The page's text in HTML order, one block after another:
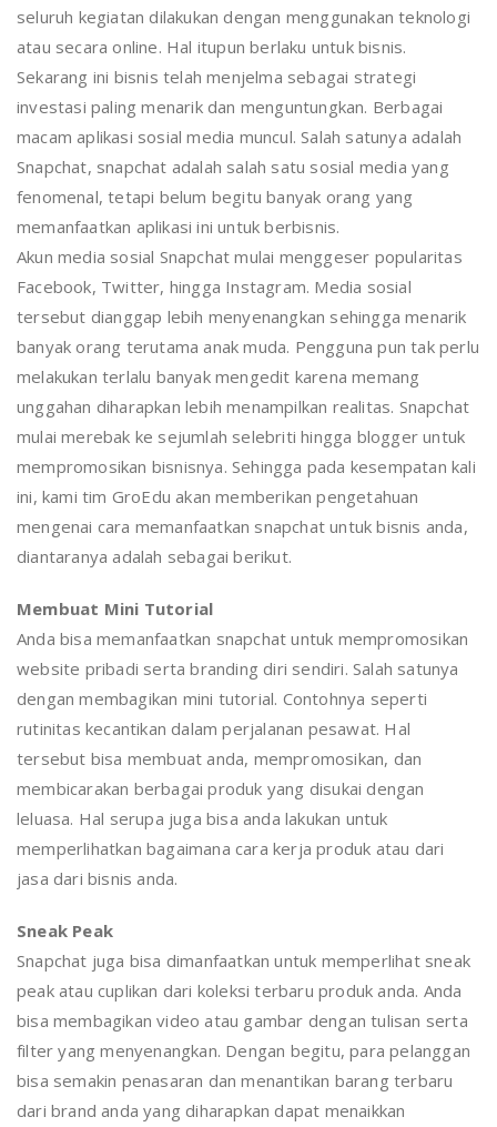
seluruh kegiatan dilakukan dengan menggunakan teknologi
atau secara online. Hal itupun berlaku untuk bisnis.
Sekarang ini bisnis telah menjelma sebagai strategi
investasi paling menarik dan menguntungkan. Berbagai
macam aplikasi sosial media muncul. Salah satunya adalah
Snapchat, snapchat adalah salah satu sosial media yang
fenomenal, tetapi belum begitu banyak orang yang
memanfaatkan aplikasi ini untuk berbisnis.
Akun media sosial Snapchat mulai menggeser popularitas
Facebook, Twitter, hingga Instagram. Media sosial
tersebut dianggap lebih menyenangkan sehingga menarik
banyak orang terutama anak muda. Pengguna pun tak perlu
melakukan terlalu banyak mengedit karena memang
unggahan diharapkan lebih menampilkan realitas. Snapchat
mulai merebak ke sejumlah selebriti hingga blogger untuk
mempromosikan bisnisnya. Sehingga pada kesempatan kali
ini, kami tim GroEdu akan memberikan pengetahuan
mengenai cara memanfaatkan snapchat untuk bisnis anda,
diantaranya adalah sebagai berikut.
Membuat Mini Tutorial
Anda bisa memanfaatkan snapchat untuk mempromosikan
website pribadi serta branding diri sendiri. Salah satunya
dengan membagikan mini tutorial. Contohnya seperti
rutinitas kecantikan dalam perjalanan pesawat. Hal
tersebut bisa membuat anda, mempromosikan, dan
membicarakan berbagai produk yang disukai dengan
leluasa. Hal serupa juga bisa anda lakukan untuk
memperlihatkan bagaimana cara kerja produk atau dari
jasa dari bisnis anda.
Sneak Peak
Snapchat juga bisa dimanfaatkan untuk memperlihat sneak
peak atau cuplikan dari koleksi terbaru produk anda. Anda
bisa membagikan video atau gambar dengan tulisan serta
filter yang menyenangkan. Dengan begitu, para pelanggan
bisa semakin penasaran dan menantikan barang terbaru
dari brand anda yang diharapkan dapat menaikkan